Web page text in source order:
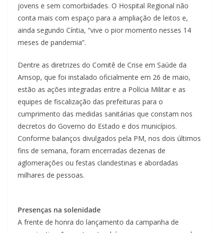
jovens e sem comorbidades. O Hospital Regional não
conta mais com espaço para a ampliação de leitos e,
ainda segundo Cíntia, “vive o pior momento nesses 14
meses de pandemia”.
Dentre as diretrizes do Comitê de Crise em Saúde da
Amsop, que foi instalado oficialmente em 26 de maio,
estão as ações integradas entre a Polícia Militar e as
equipes de fiscalização das prefeituras para o
cumprimento das medidas sanitárias que constam nos
decretos do Governo do Estado e dos municípios.
Conforme balanços divulgados pela PM, nos dois últimos
fins de semana, foram encerradas dezenas de
aglomerações ou festas clandestinas e abordadas
milhares de pessoas.
Presenças na solenidade
A frente de honra do lançamento da campanha de